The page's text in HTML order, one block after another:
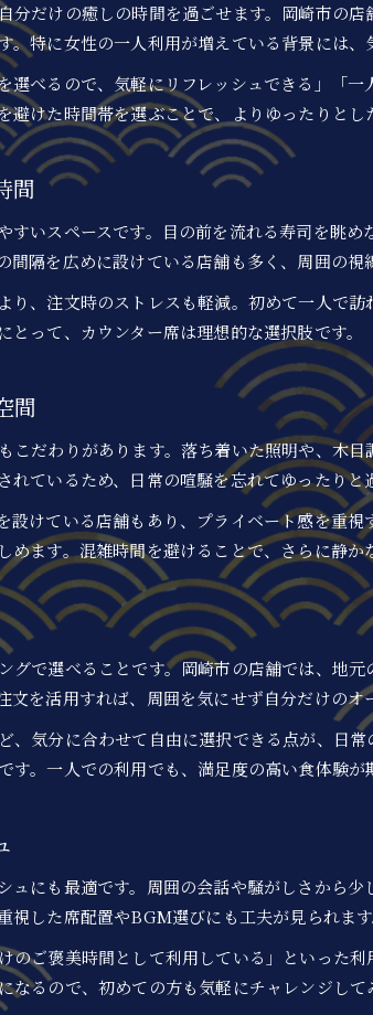
回転寿司を一人で満喫する安心のポイント
一人で回転寿司を楽しむための安心ポ
女性一人でも入りやすい回転寿司の特
初めての一人回転寿司でも緊張しない
回転寿司で安心して過ごす心構えとコツ
一人利用をサポートする回転寿司のサ
女性一人の回転寿司が快適になる工夫
一人回転寿司で緊張しないためのポイ
女性が安心できる回転寿司選びのコツ
回転寿司初心者でも安心の楽しみ方を
気軽に試せる回転寿司の一人利用おすすめ
気軽に回転寿司を一人で楽しむテクニ
回転寿司で一人ごはんを満喫するコツ
一人利用に最適な回転寿司の選び方
回転寿司を一人で試すときのおすすめ
初めてでも安心な回転寿司一人利用術
自分ペースで味わう回転寿司の新しい楽し
自分のペースで回転寿司を味わうコツ
回転寿司で一人時間を楽しむ新しい発
自由に選べる回転寿司の新しい魅力を
回転寿司の個性を一人でじっくり堪能
だけの癒しの時間を過ごせます。岡崎市の
特に女性の一人利用が増えている背景には、
べるので、気軽にリフレッシュできる」「
けた時間帯を選ぶことで、よりゆったりとし
間
すいスペースです。目の前を流れる寿司を眺
隔を広めに設けている店舗も多く、周囲の視
、注文時のストレスも軽減。初めて一人で
って、カウンター席は理想的な選択肢です。
間
こだわりがあります。落ち着いた照明や、木
ているため、日常の喧騒を忘れてゆったりと
設けている店舗もあり、プライベート感を重
めます。混雑時間を避けることで、さらに静
で選べることです。岡崎市の店舗では、地
を活用すれば、周囲を気にせず自分だけの
、気分に合わせて自由に選択できる点が、日
。一人での利用でも、満足度の高い食体験が
にも最適です。周囲の会話や騒がしさから
した席配置やBGM選びにも工夫が見られます
ご褒美時間として利用している」といった
るので、初めての方も気軽にチャレンジして